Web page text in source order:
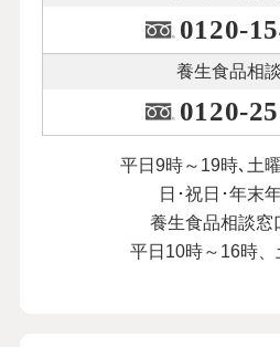
0120-
養生食品相
0120-
平日9時～19時､土
日･祝日･年末
養生食品相談窓
平日10時～16時、